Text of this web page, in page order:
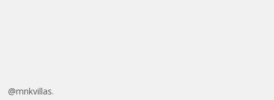
@mnkvillas.